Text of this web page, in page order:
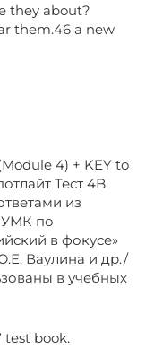
they about?
them.46 a new
4) + KEY to
Тест 4B
из
УМК по
в фокусе»
Ваулина и др./
в учебных
test book.